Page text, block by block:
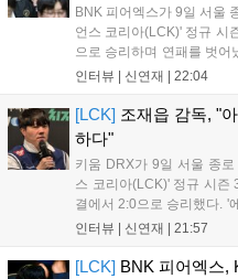
BNK 피어엑스가 9일 서울
언스 코리아(LCK)' 정규 시
으로 승리하며 연패를 벗
대의 움직임을 강제한 점, 2
인터뷰 | 신연재 | 22:04
[LCK] 조재읍 감독, "
하다"
키움 DRX가 9일 서울 종
스 코리아(LCK)' 정규 시즌
결에서 2:0으로 승리했다. '
력으로 2연승을 달리고 있
인터뷰 | 신연재 | 21:57
[LCK] BNK 피어엑스,